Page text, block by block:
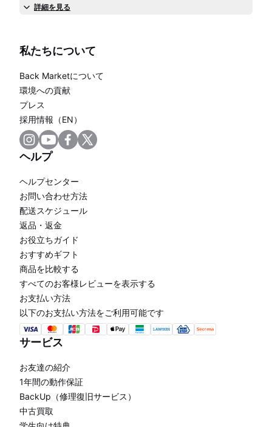
詳細を見る
私たちについて
Back Marketについて
環境への貢献
プレス
採用情報（EN）
ヘルプ
ヘルプセンター
お問い合わせ方法
配送スケジュール
返品・返金
お役立ちガイド
おすすめギフト
商品を比較する
すべてのお客様レビューを表示する
お支払い方法
以下のお支払い方法をご利用可能です
サービス
お友達の紹介
1年間の動作保証
BackUp（修理復旧サービス）
中古買取